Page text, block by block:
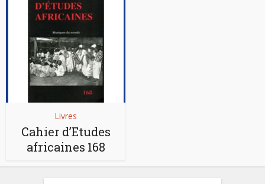
Livres
Cahier d’Etudes
africaines 168